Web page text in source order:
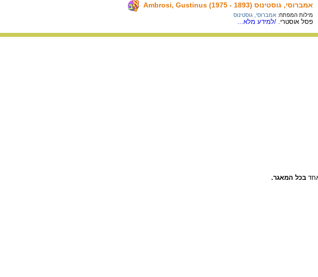
אמברוסי, גוסטינוס (1893 - 1975) Ambrosi, Gustinus
מילות המפתח: אמברוסי, גוסטינוס
פסל אוסטרי. /למידע מלא...
בכל המאגר.